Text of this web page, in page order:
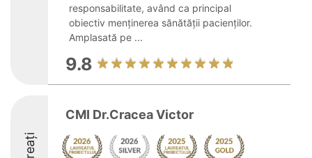
responsabilitate, având ca principal
obiectiv menținerea sănătății pacienților.
Amplasată pe ...
9.8
CMI Dr.Cracea Victor